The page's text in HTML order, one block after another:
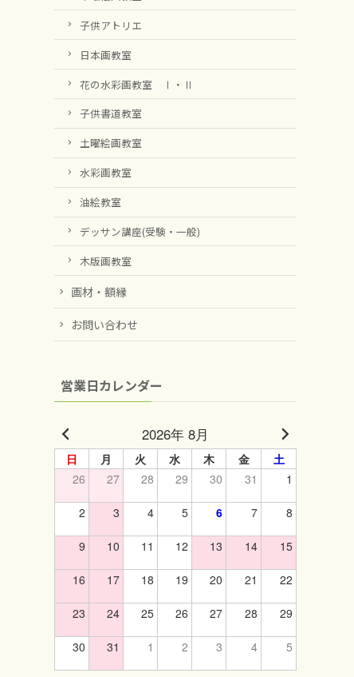
子供アトリエ
日本画教室
花の水彩画教室 Ⅰ・Ⅱ
子供書道教室
土曜絵画教室
水彩画教室
油絵教室
デッサン講座(受験・一般)
木版画教室
画材・額縁
お問い合わせ
営業日カレンダー
2026年 8月
日 月 火 水 木 金
土
26
27 28 29 30 31 1
2 3 4 5 6 7 8
9 10 11 12 13 14 15
16 17 18 19 20 21 22
23 24 25 26 27 28 29
30 31 1 2 3 4 5